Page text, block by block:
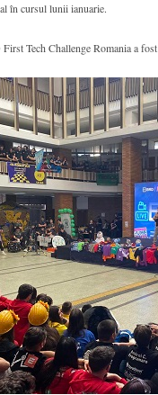
în cursul lunii ianuarie.
Tech Challenge Romania a